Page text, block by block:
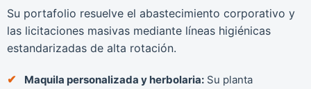
Su portafolio resuelve el abastecimiento corporativo y
las licitaciones masivas mediante líneas higiénicas
estandarizadas de alta rotación.
Maquila personalizada y herbolaria: Su planta